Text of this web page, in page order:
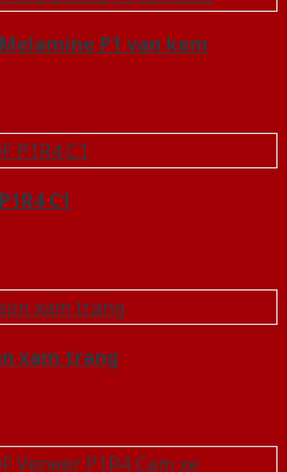
P1 van kem
C1
xam trang